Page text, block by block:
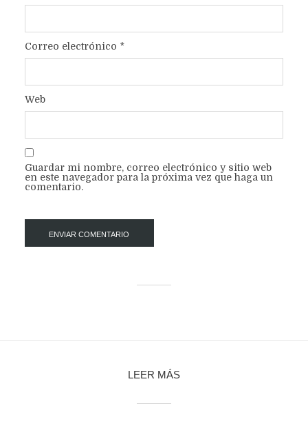
Correo electrónico *
Web
Guardar mi nombre, correo electrónico y sitio web
en este navegador para la próxima vez que haga un
comentario.
LEER MÁS